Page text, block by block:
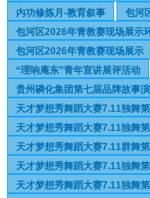
内功修炼月-教育叙事
包河
包河区2026年青教赛现场展示
包河区2026年青教赛现场展示
“理响庵东”青年宣讲展评活动
贵州磷化集团第七届品牌故事
天才梦想秀舞蹈大赛7.11独舞
天才梦想秀舞蹈大赛7.11独舞
天才梦想秀舞蹈大赛7.11群舞
天才梦想秀舞蹈大赛7.11独舞
天才梦想秀舞蹈大赛7.11独舞